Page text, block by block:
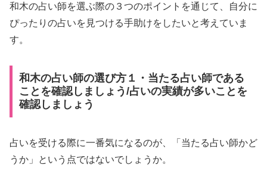
和木の占い師を選ぶ際の３つのポイントを通じて、自分に
ぴったりの占いを見つける手助けをしたいと考えていま
す。
和木の占い師の選び方１・当たる占い師である
ことを確認しましょう/占いの実績が多いことを
確認しましょう
占いを受ける際に一番気になるのが、「当たる占い師かど
うか」という点ではないでしょうか。